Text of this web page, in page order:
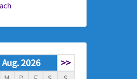
Aug. 2026 >>